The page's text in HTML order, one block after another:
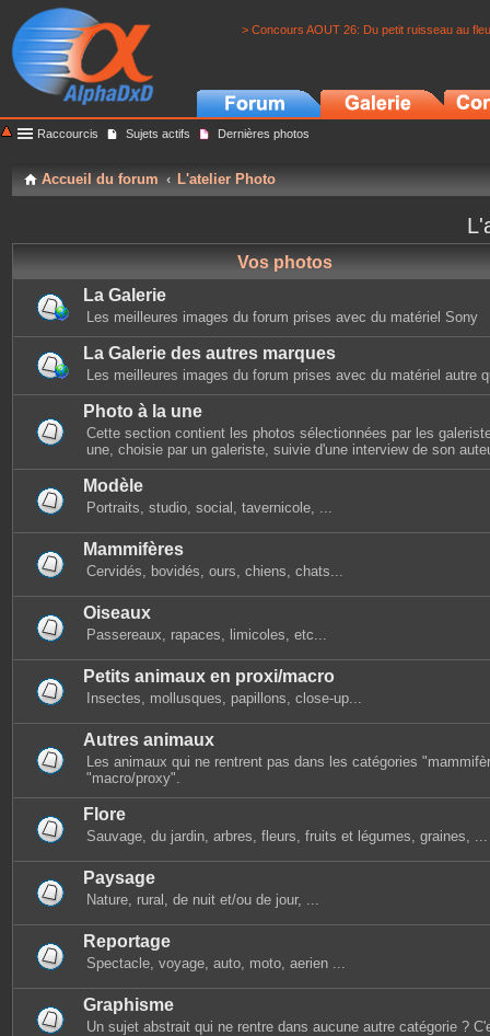
> Concours AOUT 26: Du petit ruisseau au
Raccourcis Sujets actifs Dernières photos
Accueil du forum L'atelier Photo
Vos photos
La Galerie
Les meilleures images du forum prises avec du matériel Sony
La Galerie des autres marques
Les meilleures images du forum prises avec du matériel autre
Photo à la une
Cette section contient les photos sélectionnées par les
une, choisie par un galeriste, suivie d'une interview de son
Modèle
Portraits, studio, social, tavernicole, ...
Mammifères
Cervidés, bovidés, ours, chiens, chats...
Oiseaux
Passereaux, rapaces, limicoles, etc...
Petits animaux en proxi/macro
Insectes, mollusques, papillons, close-up...
Autres animaux
Les animaux qui ne rentrent pas dans les catégories
"macro/proxy".
Flore
Sauvage, du jardin, arbres, fleurs, fruits et légumes, graines, ...
Paysage
Nature, rural, de nuit et/ou de jour, ...
Reportage
Spectacle, voyage, auto, moto, aerien ...
Graphisme
Un sujet abstrait qui ne rentre dans aucune autre catégorie ?